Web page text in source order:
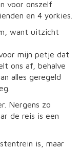
voor onszelf
en 4 yorkies.
want uitzicht
mijn petje dat
ons af, behalve
alles geregeld
Nergens zo
de reis is een
is, maar